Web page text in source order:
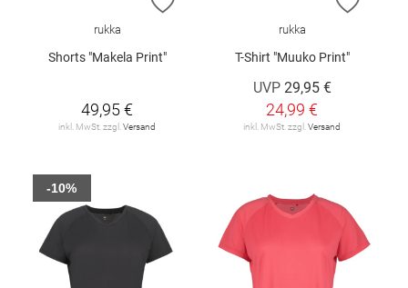
rukka
Shorts "Makela Print"
49,95 €
inkl. MwSt. zzgl.Versand
rukka
T-Shirt "Muuko Print"
UVP 29,95 €
24,99 €
inkl. MwSt. zzgl.Versand
-10%